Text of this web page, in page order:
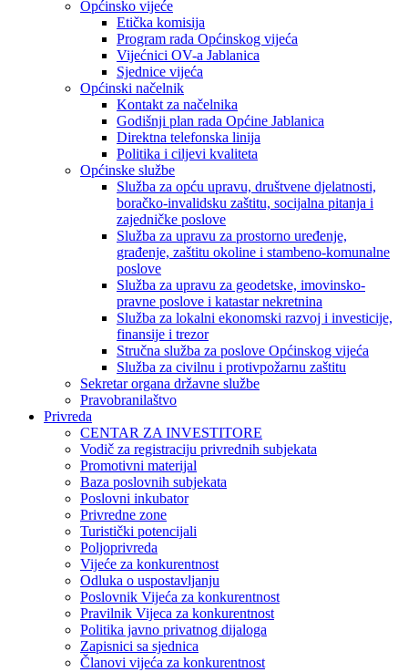
Općinsko vijeće
Etička komisija
Program rada Općinskog vijeća
Vijećnici OV-a Jablanica
Sjednice vijeća
Općinski načelnik
Kontakt za načelnika
Godišnji plan rada Općine Jablanica
Direktna telefonska linija
Politika i ciljevi kvaliteta
Općinske službe
Služba za opću upravu, društvene djelatnosti,
boračko-invalidsku zaštitu, socijalna pitanja i
zajedničke poslove
Služba za upravu za prostorno uređenje,
građenje, zaštitu okoline i stambeno-komunalne
poslove
Služba za upravu za geodetske, imovinsko-
pravne poslove i katastar nekretnina
Služba za lokalni ekonomski razvoj i investicije,
finansije i trezor
Stručna služba za poslove Općinskog vijeća
Služba za civilnu i protivpožarnu zaštitu
Sekretar organa državne službe
Pravobranilaštvo
Privreda
CENTAR ZA INVESTITORE
Vodič za registraciju privrednih subjekata
Promotivni materijal
Baza poslovnih subjekata
Poslovni inkubator
Privredne zone
Turistički potencijali
Poljoprivreda
Vijeće za konkurentnost
Odluka o uspostavljanju
Poslovnik Vijeća za konkurentnost
Pravilnik Vijeca za konkurentnost
Politika javno privatnog dijaloga
Zapisnici sa sjednica
Članovi vijeća za konkurentnost